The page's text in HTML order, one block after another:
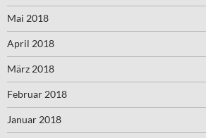
Mai 2018
April 2018
März 2018
Februar 2018
Januar 2018